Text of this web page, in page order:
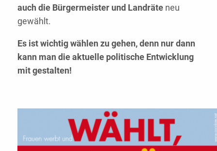
auch die Bürgermeister und Landräte neu
gewählt.
Es ist wichtig wählen zu gehen, denn nur dann
kann man die aktuelle politische Entwicklung
mit gestalten!